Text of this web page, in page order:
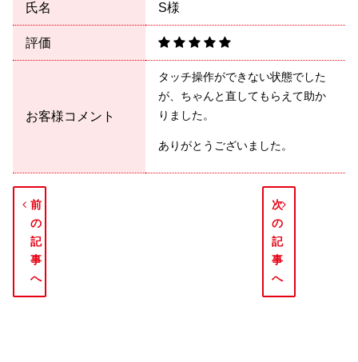
氏名 S様
評価
お客様コメント
タッチ操作ができない状態でした
が、ちゃんと直してもらえて助か
りました。
ありがとうございました。
前
の
記
事
へ
次
の
記
事
へ